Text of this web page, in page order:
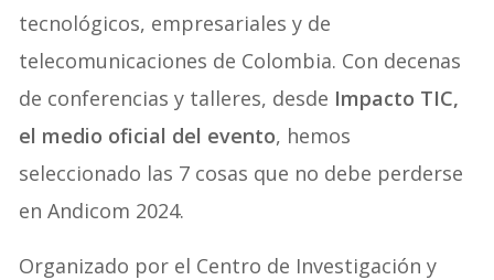
tecnológicos, empresariales y de
telecomunicaciones de Colombia. Con decenas
de conferencias y talleres, desde Impacto TIC,
el medio oficial del evento, hemos
seleccionado las 7 cosas que no debe perderse
en Andicom 2024.
Organizado por el Centro de Investigación y